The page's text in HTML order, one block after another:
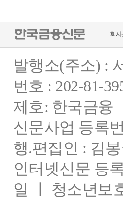
회
발행소(주소) :
번호 : 202-81-
제호: 한국금융
신문사업 등록
행.편집인 : 김
인터넷신문 등
일 ㅣ 청소년보